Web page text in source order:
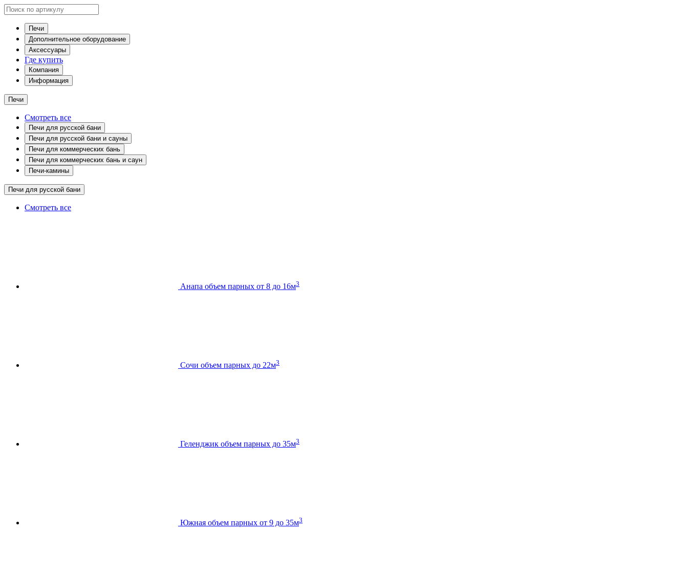
Печи
Дополнительное оборудование
Аксессуары
Где купить
Компания
Информация
Печи
Смотреть все
Печи для русской бани
Печи для русской бани и сауны
Печи для коммерческих бань
Печи для коммерческих бань и саун
Печи-камины
Печи для русской бани
Смотреть все
Анапа объем парных от 8 до 16м3
Сочи объем парных до 22м3
Геленджик объем парных до 35м3
Южная объем парных от 9 до 35м3